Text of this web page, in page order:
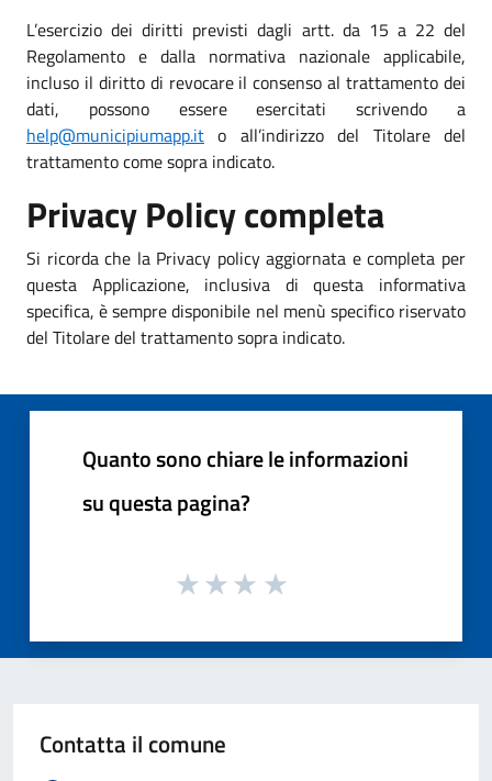
L’esercizio dei diritti previsti dagli artt. da 15 a 22 del
Regolamento e dalla normativa nazionale applicabile,
incluso il diritto di revocare il consenso al trattamento dei
dati, possono essere esercitati scrivendo a
help@municipiumapp.it o all’indirizzo del Titolare del
trattamento come sopra indicato.
Privacy Policy completa
Si ricorda che la Privacy policy aggiornata e completa per
questa Applicazione, inclusiva di questa informativa
specifica, è sempre disponibile nel menù specifico riservato
del Titolare del trattamento sopra indicato.
Quanto sono chiare le informazioni
su questa pagina?
Contatta il comune